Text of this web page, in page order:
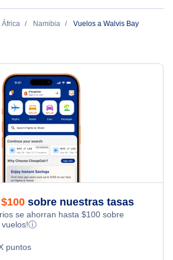
Walvis Bay
África Namibia Vuelos a Walvis Bay
$100 sobre nuestras tasas
se ahorran hasta $100 sobre
ⓘ
puntos